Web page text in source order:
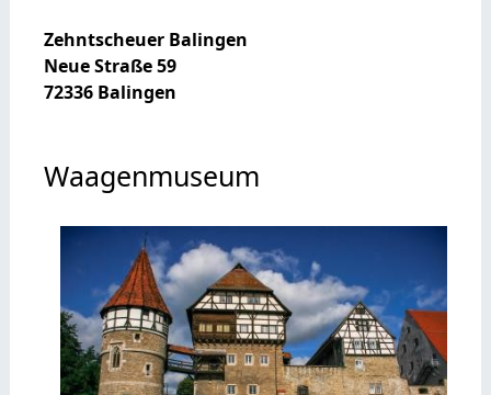
Zehntscheuer Balingen
Neue Straße 59
72336 Balingen
Waagenmuseum